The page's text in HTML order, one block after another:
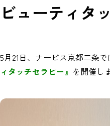
ビューティタ
5月21日、ナービス京都二条で
ィタッチセラピー』 を開催し